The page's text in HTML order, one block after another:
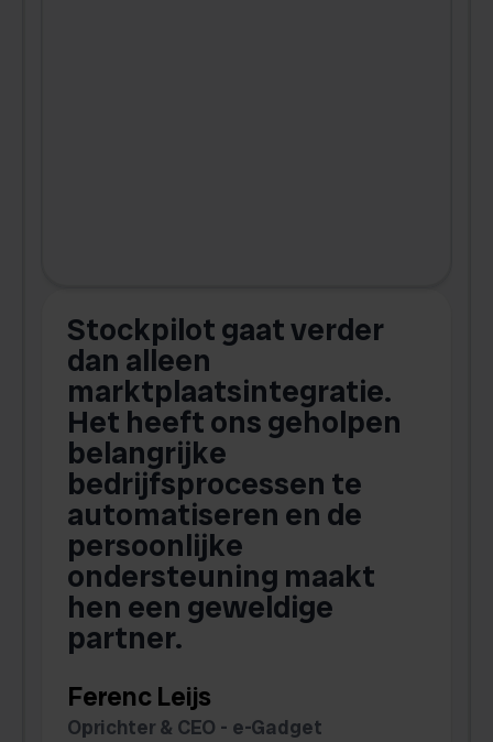
Stockpilot gaat verder
dan alleen
marktplaatsintegratie.
Het heeft ons geholpen
belangrijke
bedrijfsprocessen te
automatiseren en de
persoonlijke
ondersteuning maakt
hen een geweldige
partner.
Ferenc Leijs
Oprichter & CEO - e-Gadget